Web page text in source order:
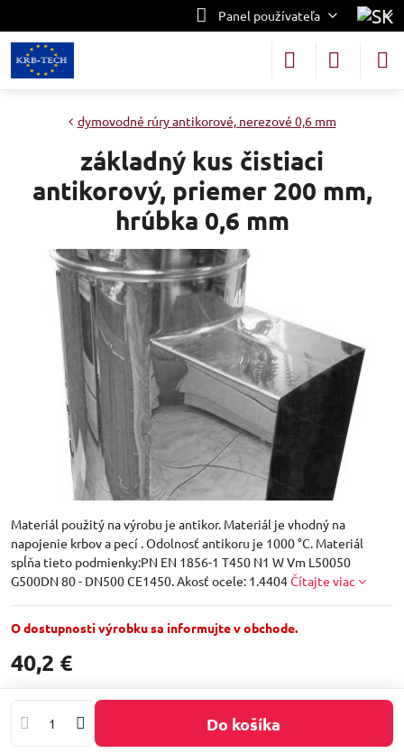
Panel používateľa
dymovodné rúry antikorové, nerezové 0,6 mm
základný kus čistiaci
antikorový, priemer 200 mm,
hrúbka 0,6 mm
Materiál použitý na výrobu je antikor. Materiál je vhodný na
napojenie krbov a pecí . Odolnosť antikoru je 1000 °C. Materiál
spĺňa tieto podmienky:PN EN 1856-1 T450 N1 W Vm L50050
G500DN 80 - DN500 CE1450. Akosť ocele: 1.4404Čítajte viac
O dostupnosti výrobku sa informujte v obchode.
40,2 €
Do košíka